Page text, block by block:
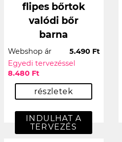
flipes bőrtok
valódi bőr
barna
Webshop ár
5.490 Ft
Egyedi tervezéssel
8.480 Ft
részletek
INDULHAT A
TERVEZÉS